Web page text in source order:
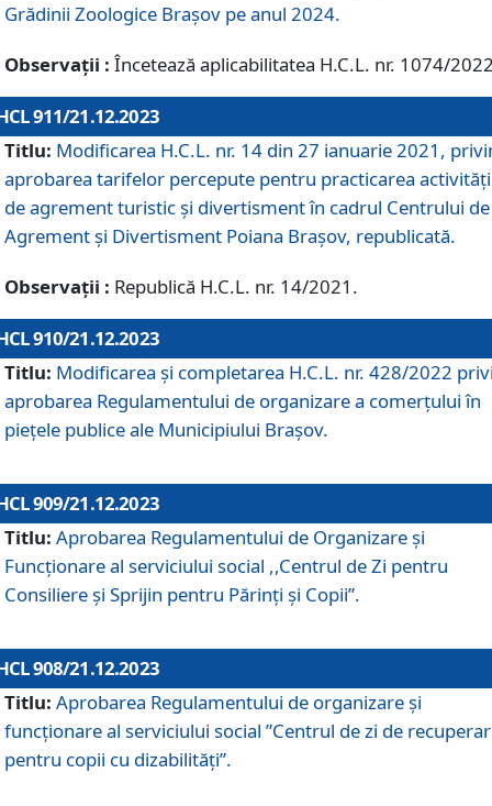
Grădinii Zoologice Braşov pe anul 2024.
Observații : Încetează aplicabilitatea H.C.L. nr. 1074/
911/21.12.2023
Titlu: Modificarea H.C.L. nr. 14 din 27 ianuarie 2021,
aprobarea tarifelor percepute pentru practicarea
de agrement turistic și divertisment în cadrul Centrului de
Agrement și Divertisment Poiana Brașov, republicată.
Observații : Republică H.C.L. nr. 14/2021.
910/21.12.2023
Titlu: Modificarea și completarea H.C.L. nr. 428/2022
aprobarea Regulamentului de organizare a comerțului în
piețele publice ale Municipiului Braşov.
909/21.12.2023
Titlu: Aprobarea Regulamentului de Organizare și
Funcționare al serviciului social ,,Centrul de Zi pentru
Consiliere şi Sprijin pentru Părinţi şi Copii”.
908/21.12.2023
Titlu: Aprobarea Regulamentului de organizare şi
funcţionare al serviciului social ”Centrul de zi de
pentru copii cu dizabilități”.